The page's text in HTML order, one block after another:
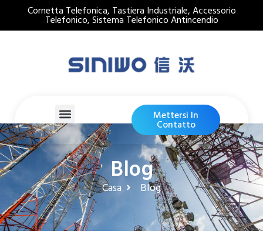
Cornetta Telefonica, Tastiera Industriale, Accessorio
Telefonico, Sistema Telefonico Antincendio
Mettersi In
Contatto
Blog
Casa Blog